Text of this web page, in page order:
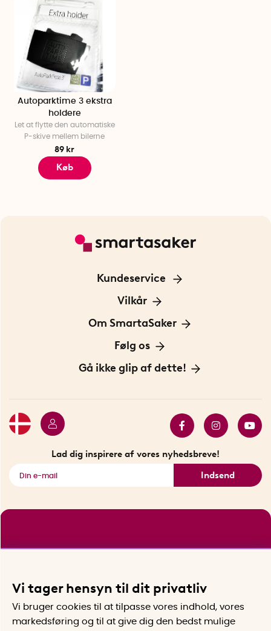
Autoparktime 3 ekstra
holdere
Let at flytte den automatiske
P-skive mellem bilerne
89 kr
Køb
Kundeservice
Kontakt os
Vilkår
Information om cookies
Privatlivspolitik
Om SmartaSaker
Om os
Vores historie
Følg os
Opfindere
Gå ikke glip af dette!
Lad dig inspirere af vores nyhedsbreve!
Indsend
Vi tager hensyn til dit privatliv
Vi bruger cookies til at tilpasse vores indhold, vores
markedsføring og til at give dig den bedst mulige